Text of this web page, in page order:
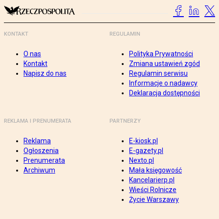
KONTAKT
O nas
Kontakt
Napisz do nas
REGULAMIN
Polityka Prywatności
Zmiana ustawień zgód
Regulamin serwisu
Informacje o nadawcy
Deklaracja dostępności
REKLAMA I PRENUMERATA
Reklama
Ogłoszenia
Prenumerata
Archiwum
PARTNERZY
E-kiosk.pl
E-gazety.pl
Nexto.pl
Mała księgowość
Kancelarierp.pl
Wieści Rolnicze
Życie Warszawy